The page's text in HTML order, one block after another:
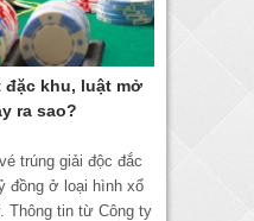
đặc khu, luật mở
ra sao?
trúng giải độc đắc
đồng ở loại hình xổ
Thông tin từ Công ty